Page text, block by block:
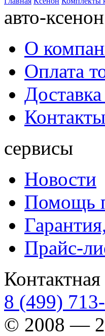
авто-ксенон
О
Оплата
Контакты
сервисы
Новости
Помощь
Прайс-
8 (499)
© 2008 —